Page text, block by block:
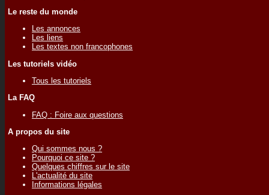
Le reste du monde
Les annonces
Les liens
Les textes non francophones
Les tutoriels vidéo
Tous les tutoriels
La FAQ
FAQ : Foire aux questions
A propos du site
Qui sommes nous ?
Pourquoi ce site ?
Quelques chiffres sur le site
L'actualité du site
Informations légales